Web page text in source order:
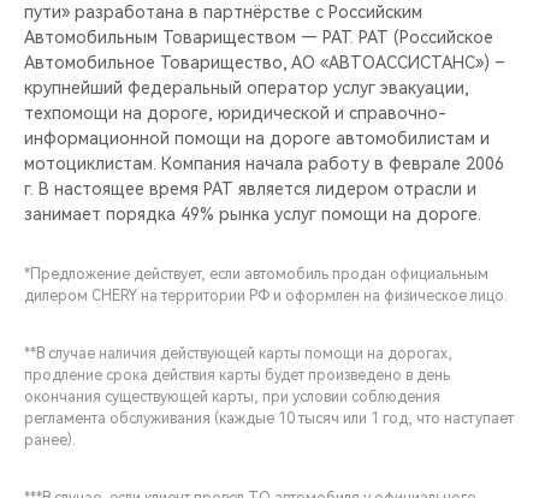
пути» разработана в партнёрстве с Российским
Автомобильным Товариществом — РАТ. РАТ (Российское
Автомобильное Товарищество, АО «АВТОАССИСТАНС») –
крупнейший федеральный оператор услуг эвакуации,
техпомощи на дороге, юридической и справочно-
информационной помощи на дороге автомобилистам и
мотоциклистам. Компания начала работу в феврале 2006
г. В настоящее время РАТ является лидером отрасли и
занимает порядка 49% рынка услуг помощи на дороге.
*Предложение действует, если автомобиль продан официальным
дилером CHERY на территории РФ и оформлен на физическое лицо.
**В случае наличия действующей карты помощи на дорогах,
продление срока действия карты будет произведено в день
окончания существующей карты, при условии соблюдения
регламента обслуживания (каждые 10 тысяч или 1 год, что наступает
ранее).